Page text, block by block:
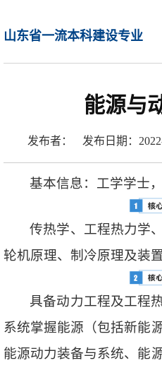
山东省一流本科建设专业
能源与
发布者： 发布日期：
基本信息：工学学士
传热学、工程热力学
轮机原理、制冷原理及装置
具备动力工程及工程
系统掌握能源（包括新能
能源动力装备与系统、能